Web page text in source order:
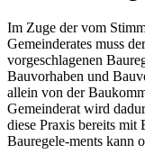
Im Zuge der vom
Gemeinderates muss
vorgeschlagenen
Bauvorhaben und
allein von der
Gemeinderat wird
diese Praxis bereits mit
Bauregele-ments kann